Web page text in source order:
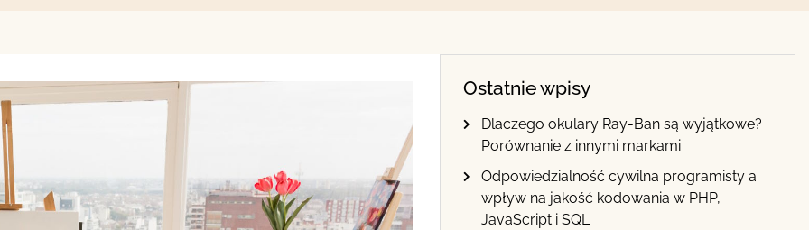
Ostatnie wpisy
Dlaczego okulary Ray-Ban są wyjątkowe?
Porównanie z innymi markami
Odpowiedzialność cywilna programisty a
wpływ na jakość kodowania w PHP,
JavaScript i SQL